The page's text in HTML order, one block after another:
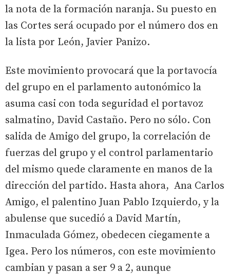
la nota de la formación naranja. Su puesto en
las Cortes será ocupado por el número dos en
la lista por León, Javier Panizo.
Este movimiento provocará que la portavocía
del grupo en el parlamento autonómico la
asuma casi con toda seguridad el portavoz
salmatino, David Castaño. Pero no sólo. Con
salida de Amigo del grupo, la correlación de
fuerzas del grupo y el control parlamentario
del mismo quede claramente en manos de la
dirección del partido. Hasta ahora, Ana Carlos
Amigo, el palentino Juan Pablo Izquierdo, y la
abulense que sucedió a David Martín,
Inmaculada Gómez, obedecen ciegamente a
Igea. Pero los números, con este movimiento
cambian y pasan a ser 9 a 2, aunque